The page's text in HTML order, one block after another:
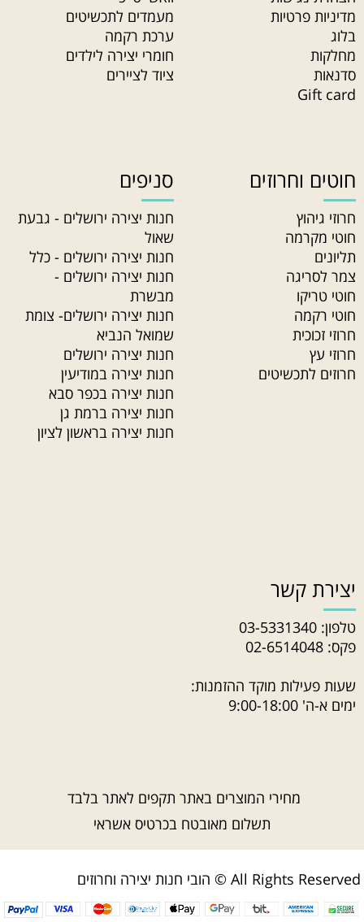
מדיניות פרטיות
בלוג
מחלקות
סדנאות
Gift card
מעמדים לתכשיטים
ערכת רקמה
חומרי יצירה לילדים
ציוד לציירים
חוטים וחרוזים
חרוזי גיהוץ
חוטי מקרמה
תליונים
צמר לסריגה
חוטי טריקו
חוטי רקמה
חרוזי זכוכית
חרוזי עץ
חרוזים לתכשיטים
סניפים
חנות יצירה ירושלים - גבעת
שאול
חנות יצירה ירושלים - כלל
חנות יצירה ירושלים -
מבשרת
חנות יצירה ירושלים- צומת
שמואל הנביא
חנות יצירה ירושלים
חנות יצירה במודיעין
חנות יצירה בכפר סבא
חנות יצירה ברמת גן
חנות יצירה בראשון לציון
יצירת קשר
טלפון: 03-5331340
פקס: 02-6514048
שעות פעילות מוקד ההזמנות:
ימים א-ה' 9:00-18:00
מחירי המוצרים באתר תקפים לאתר בלבד
תשלום מאובטח בכרטיס אשראי
הובי חנות יצירה וחרוזים © All Rights Reserved